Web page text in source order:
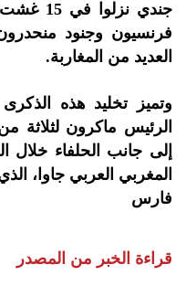
فرنسيون وجنود
العديد من المغاربة.
وتميز تخليد هذه
الرئيس ماكرون لثلاثة
إلى جانب الحلفاء خلال
المغربي العربي جاوا،
فارس
قراءة الخبر من المصدر